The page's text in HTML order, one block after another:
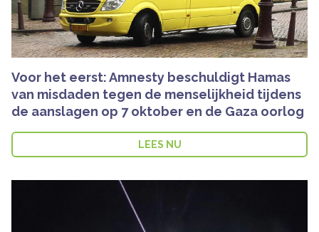
Voor het eerst: Amnesty beschuldigt Hamas
van misdaden tegen de menselijkheid tijdens
de aanslagen op 7 oktober en de Gaza oorlog
LEES NU